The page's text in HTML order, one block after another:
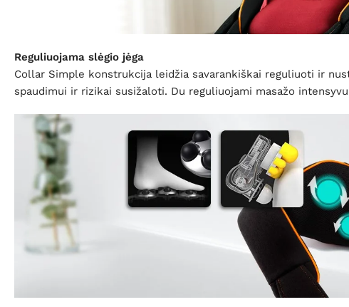
Reguliuojama slėgio jėga
Collar Simple konstrukcija leidžia savarankiškai reguliuoti ir
spaudimui ir rizikai susižaloti. Du reguliuojami masažo